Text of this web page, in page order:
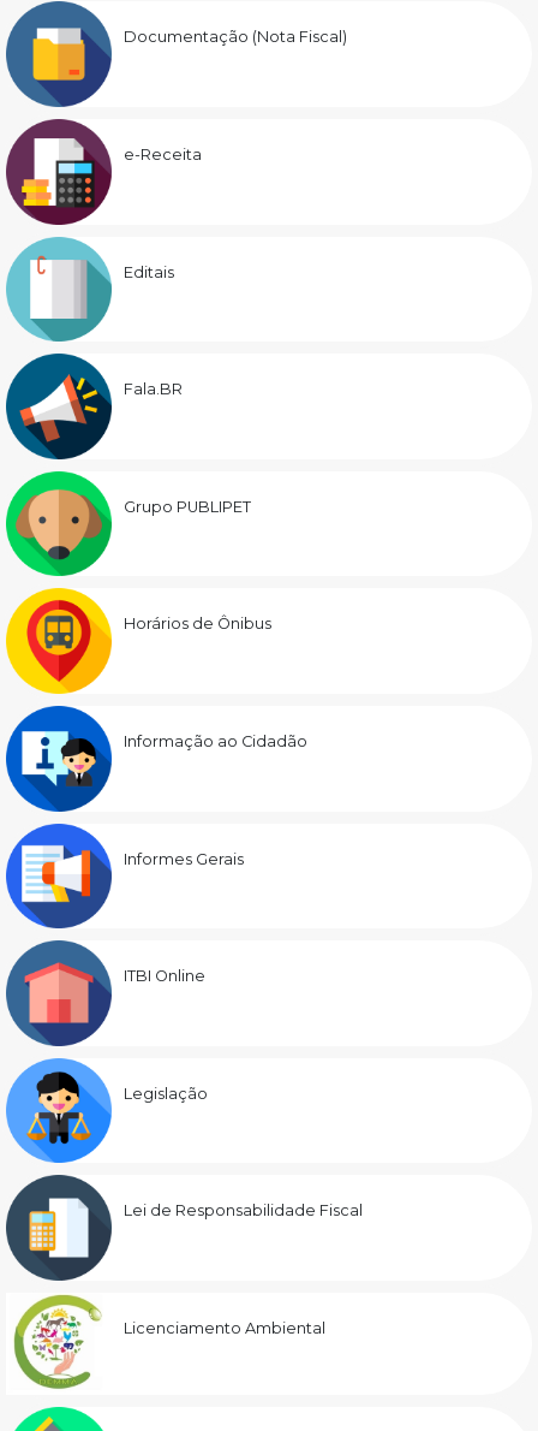
Documentação (Nota Fiscal)
e-Receita
Editais
Fala.BR
Grupo PUBLIPET
Horários de Ônibus
Informação ao Cidadão
Informes Gerais
ITBI Online
Legislação
Lei de Responsabilidade Fiscal
Licenciamento Ambiental